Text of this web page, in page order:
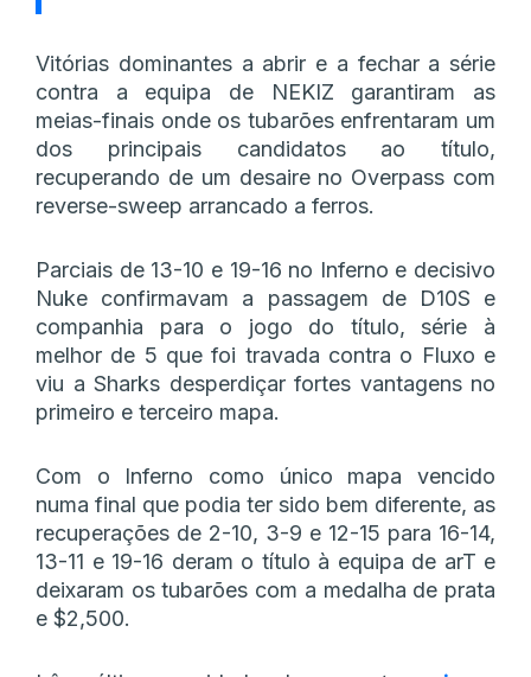
Vitórias dominantes a abrir e a fechar a série
contra a equipa de NEKIZ garantiram as
meias-finais onde os tubarões enfrentaram um
dos principais candidatos ao título,
recuperando de um desaire no Overpass com
reverse-sweep arrancado a ferros.
Parciais de 13-10 e 19-16 no Inferno e decisivo
Nuke confirmavam a passagem de D10S e
companhia para o jogo do título, série à
melhor de 5 que foi travada contra o Fluxo e
viu a Sharks desperdiçar fortes vantagens no
primeiro e terceiro mapa.
Com o Inferno como único mapa vencido
numa final que podia ter sido bem diferente, as
recuperações de 2-10, 3-9 e 12-15 para 16-14,
13-11 e 19-16 deram o título à equipa de arT e
deixaram os tubarões com a medalha de prata
e $2,500.